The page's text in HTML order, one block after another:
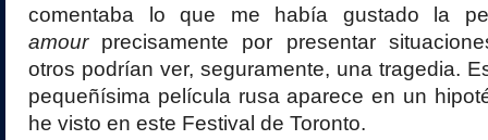
comentaba lo que me había gustado la
amourprecisamente por presentar
otros podrían ver, seguramente, una tragedia.
pequeñísima película rusa aparece en un
he visto en este Festival de Toronto.